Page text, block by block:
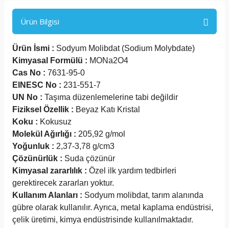
Ürün Bilgisi
Ürün İsmi : Sodyum Molibdat (Sodium Molybdate)
Kimyasal Formülü : MONa2O4
Cas No : 7631-95-0
EINESC No : 231-551-7
UN No : Taşıma düzenlemelerine tabi değildir
Fiziksel Özellik : Beyaz Katı Kristal
Koku : Kokusuz
Molekül Ağırlığı : 205,92 g/mol
Yoğunluk : 2,37-3,78 g/cm3
Çözünürlük : Suda çözünür
Kimyasal zararlılık : Özel ilk yardım tedbirleri
gerektirecek zararları yoktur.
Kullanım Alanları : Sodyum molibdat, tarım alanında
gübre olarak kullanılır. Ayrıca, metal kaplama endüstrisi,
çelik üretimi, kimya endüstrisinde kullanılmaktadır.